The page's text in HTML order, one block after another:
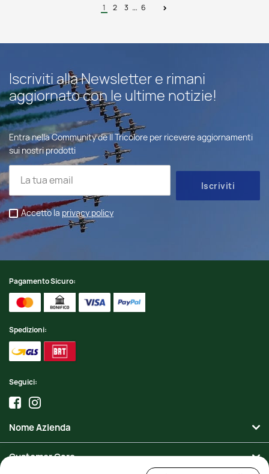
1 2 3 … 6
Iscriviti alla Newsletter e rimani
aggiornato con le ultime notizie!
Entra nella Community de Il Tricolore per ricevere aggiornamenti
sui nostri prodotti
Accetto la privacy policy
Pagamento Sicuro:
Spedizioni:
Seguici:
Nome Azienda
Customer Care